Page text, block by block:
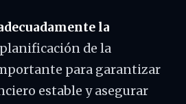
la
planificación de la
para garantizar
estable y asegurar